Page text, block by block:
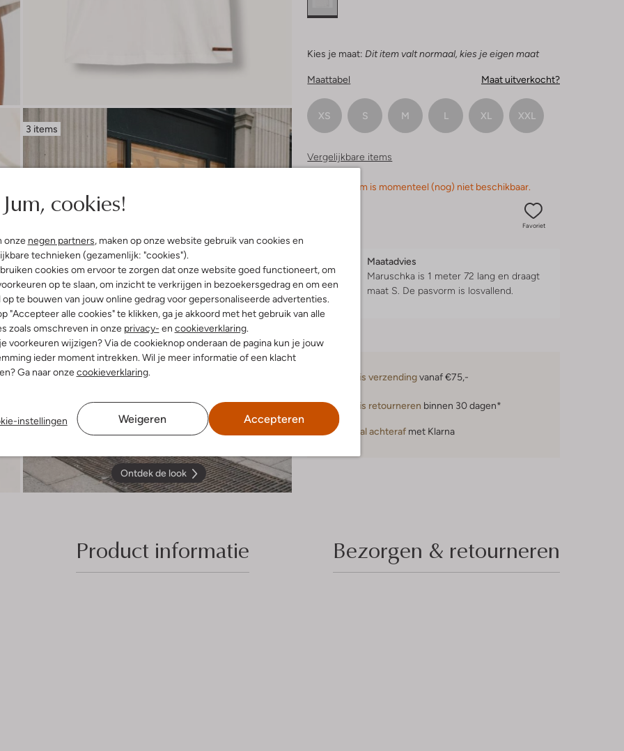
Jum, cookies!
onze negen partners, maken op onze website gebruik van cookies en
technieken (gezamenlijk: "cookies").
cookies om ervoor te zorgen dat onze website goed functioneert, om
op te slaan, om inzicht te verkrijgen in bezoekersgedrag en om een
op te bouwen van jouw online gedrag voor gepersonaliseerde advertenties.
"Accepteer alle cookies" te klikken, ga je akkoord met het gebruik van alle
zoals omschreven in onze privacy- en cookieverklaring.
voorkeuren wijzigen? Via de cookieknop onderaan de pagina kun je jouw
ieder moment intrekken. Wil je meer informatie of een klacht
Ga naar onzecookieverklaring.
instellingen Weigeren Accepteren
3 items
Ontdek de look
Kies je maat: Dit item valt normaal, kies je eigen maat
Maattabel Maat uitverkocht?
XS S M L XL XXL
Vergelijkbare items
Sorry, dit item is momenteel (nog) niet beschikbaar.
Favoriet
Maatadvies
Maruschka is 1 meter 72 lang en draagt
maat S. De pasvorm is losvallend.
Gratis verzendingvanaf €75,-
Gratis retourneren binnen 30 dagen*
Betaal achteraf met Klarna
Product informatie Bezorgen & retourneren